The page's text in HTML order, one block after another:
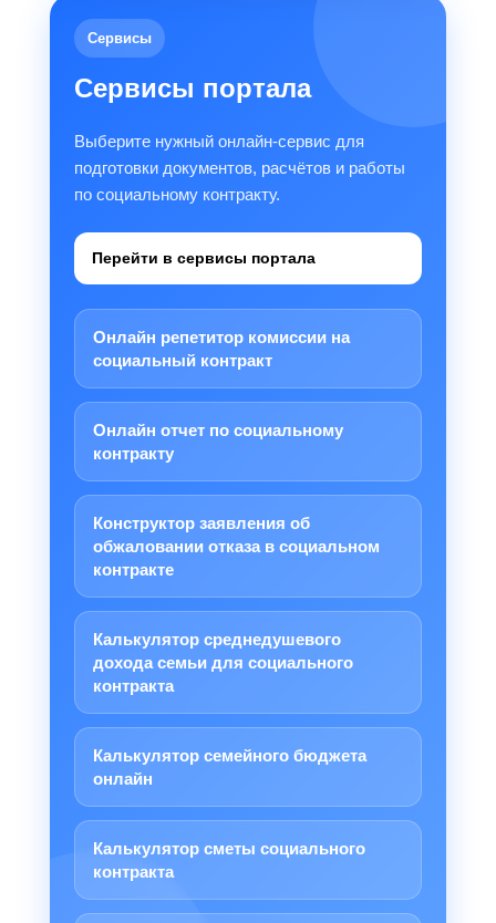
Сервисы
Сервисы портала
Выберите нужный онлайн-сервис для
подготовки документов, расчётов и работы
по социальному контракту.
Перейти в сервисы портала
Онлайн репетитор комиссии на
социальный контракт
Онлайн отчет по социальному
контракту
Конструктор заявления об
обжаловании отказа в социальном
контракте
Калькулятор среднедушевого
дохода семьи для социального
контракта
Калькулятор семейного бюджета
онлайн
Калькулятор сметы социального
контракта